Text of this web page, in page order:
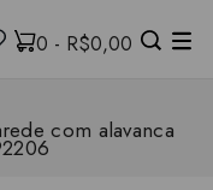
0 - R$0,00
com alavanca